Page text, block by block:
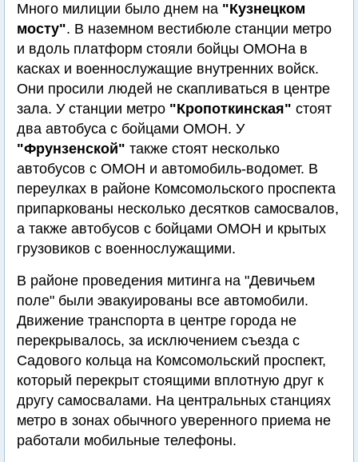
Много милиции было днем на "Кузнецком
мосту". В наземном вестибюле станции метро
и вдоль платформ стояли бойцы ОМОНа в
касках и военнослужащие внутренних войск.
Они просили людей не скапливаться в центре
зала. У станции метро "Кропоткинская" стоят
два автобуса с бойцами ОМОН. У
"Фрунзенской" также стоят несколько
автобусов с ОМОН и автомобиль-водомет. В
переулках в районе Комсомольского проспекта
припаркованы несколько десятков самосвалов,
а также автобусов с бойцами ОМОН и крытых
грузовиков с военнослужащими.
В районе проведения митинга на "Девичьем
поле" были эвакуированы все автомобили.
Движение транспорта в центре города не
перекрывалось, за исключением съезда с
Садового кольца на Комсомольский проспект,
который перекрыт стоящими вплотную друг к
другу самосвалами. На центральных станциях
метро в зонах обычного уверенного приема не
работали мобильные телефоны.